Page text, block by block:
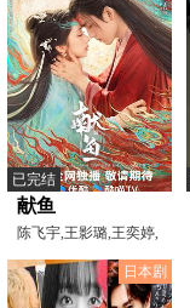
已完结
献鱼
陈飞宇,王影璐,王奕婷,
高寒,吴宇恒,王雅佳,
日本剧